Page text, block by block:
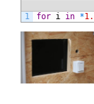
1
for i in *